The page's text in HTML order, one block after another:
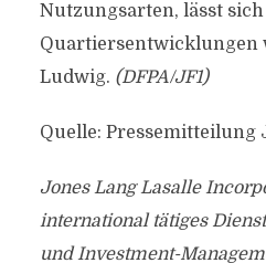
Nutzungsarten, lässt
Quartiersentwicklungen
Ludwig. (DFPA/JF1)
Quelle: Pressemitteilung
Jones Lang Lasalle
international tätiges
und Investment-